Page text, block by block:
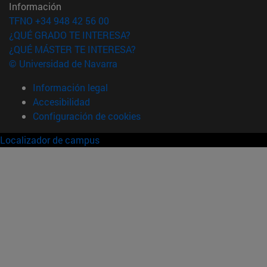
Información
TFNO +34 948 42 56 00
¿QUÉ GRADO TE INTERESA?
¿QUÉ MÁSTER TE INTERESA?
© Universidad de Navarra
Información legal
Accesibilidad
Configuración de cookies
Localizador de campus